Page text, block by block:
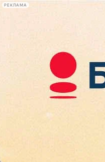
РЕКЛАМА
Сегодня:
2026.08.07
20:26
Афиша Plus